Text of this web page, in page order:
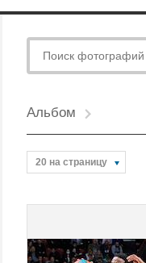
Альбом
20 на страницу